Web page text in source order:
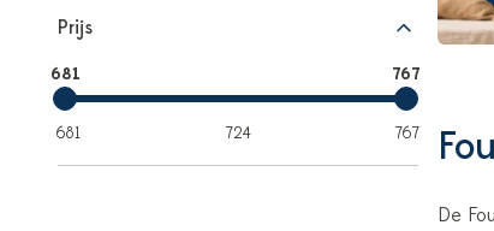
Prijs
681 767
681 724 767
De